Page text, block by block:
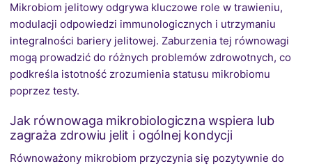
Mikrobiom jelitowy odgrywa kluczowe role w trawieniu,
modulacji odpowiedzi immunologicznych i utrzymaniu
integralności bariery jelitowej. Zaburzenia tej równowagi
mogą prowadzić do różnych problemów zdrowotnych, co
podkreśla istotność zrozumienia statusu mikrobiomu
poprzez testy.
Jak równowaga mikrobiologiczna wspiera lub
zagraża zdrowiu jelit i ogólnej kondycji
Równoważony mikrobiom przyczynia się pozytywnie do